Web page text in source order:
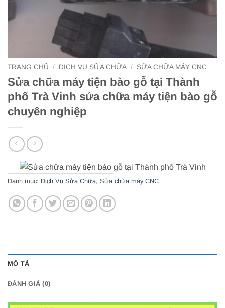
TRANG CHỦ / DỊCH VỤ SỬA CHỮA / SỬA CHỮA MÁY CNC
Sửa chữa máy tiện bào gỗ tại Thành
phố Trà Vinh sửa chữa máy tiện bào gỗ
chuyên nghiệp
Danh mục: Dịch Vụ Sửa Chữa, Sửa chữa máy CNC
MÔ TẢ
ĐÁNH GIÁ (0)